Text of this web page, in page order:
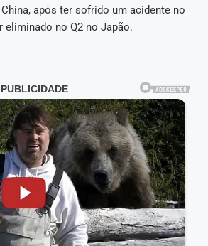
após ter sofrido um acidente no
eliminado no Q2 no Japão.